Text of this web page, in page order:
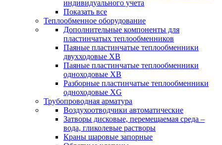
индивидуального учета
Показать все
Теплообменное оборудование
Дополнительные компоненты для
пластинчатых теплообменников
Паяные пластинчатые теплообменники
двухходовые XB
Паяные пластинчатые теплообменники
одноходовые ХВ
Разборные пластинчатые теплообменники
одноходовые ХG
Трубопроводная арматура
Воздухоотводчики автоматические
Затворы дисковые, перемещаемая среда –
вода, гликолевые растворы
Краны шаровые запорные